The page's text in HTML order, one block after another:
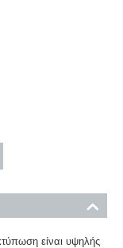
είναι υψηλής